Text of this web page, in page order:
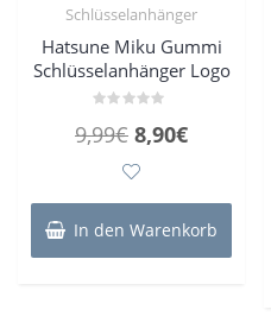
Schlüsselanhänger
Hatsune Miku Gummi
Schlüsselanhänger Logo
mit
9,99€ Ursprünglicher
Preis
war:
9,99€
8,90€Aktueller
ist:
8,90€.
In den Warenkorb